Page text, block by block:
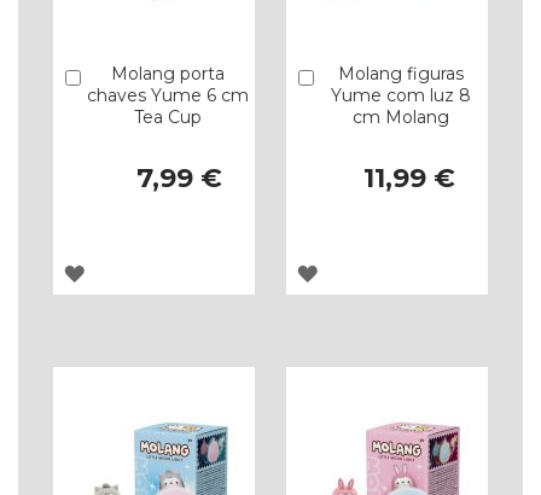
Molang porta
chaves Yume 6 cm
Tea Cup
7,99 €
Comprar
ADICIONAR
DESEJOS
Molang figuras
Yume com luz 8
cm Molang
11,99 €
Comprar
ADICIONAR
DESEJOS